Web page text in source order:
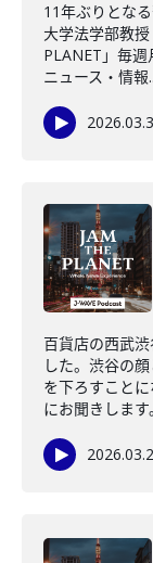
11年ぶりとな
大学法学部教
PLANET」毎週
ニュース・情報
百貨店の西武
した。渋谷の
を下ろすこと
にお聞きしま